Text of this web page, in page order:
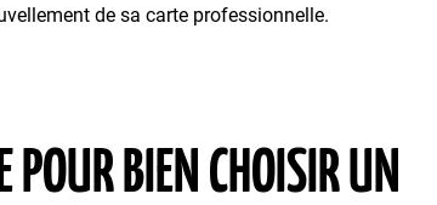
de sa carte professionnelle.
POUR BIEN CHOISIR UN